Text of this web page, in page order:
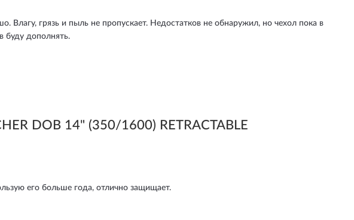
Влагу, грязь и пыль не пропускает. Недостатков не обнаружил, но чехол пока в
буду дополнять.
DOB 14" (350/1600) RETRACTABLE
его больше года, отлично защищает.